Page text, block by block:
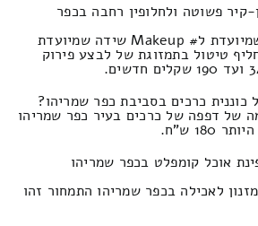
קיר פשוטה ולחלופין רחבה בכפר
עלות שינוע של שידה שמיועדת ל# Makeup שידה שמיועדת
טיטול בתמזוגת של לבצע פירוק
כרכים בסביבת כפר שמריהו?
של דפפה של כרכים בעיר כפר שמריהו
אוכל קומפלט בכפר שמריהו
לאכילה בכפר שמריהו התמחור זהו